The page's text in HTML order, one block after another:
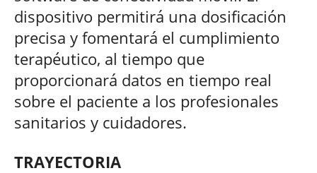
dispositivo permitirá una dosificación
precisa y fomentará el cumplimiento
terapéutico, al tiempo que
proporcionará datos en tiempo real
sobre el paciente a los profesionales
sanitarios y cuidadores.
TRAYECTORIA